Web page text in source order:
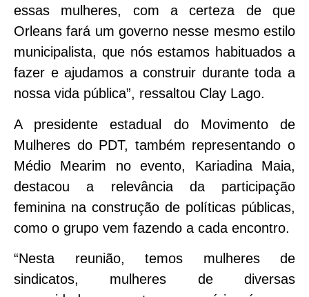
essas mulheres, com a certeza de que
Orleans fará um governo nesse mesmo estilo
municipalista, que nós estamos habituados a
fazer e ajudamos a construir durante toda a
nossa vida pública”, ressaltou Clay Lago.
A presidente estadual do Movimento de
Mulheres do PDT, também representando o
Médio Mearim no evento, Kariadina Maia,
destacou a relevância da participação
feminina na construção de políticas públicas,
como o grupo vem fazendo a cada encontro.
“Nesta reunião, temos mulheres de
sindicatos, mulheres de diversas